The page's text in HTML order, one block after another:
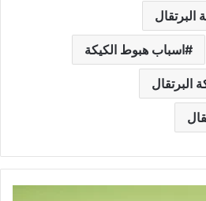
اسباب هبوط الكيكة
البرتقال